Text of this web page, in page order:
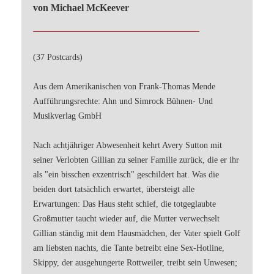
von Michael McKeever
(37 Postcards)
Aus dem Amerikanischen von Frank-Thomas Mende
Aufführungsrechte: Ahn und Simrock Bühnen- Und
Musikverlag GmbH
Nach achtjähriger Abwesenheit kehrt Avery Sutton mit
seiner Verlobten Gillian zu seiner Familie zurück, die er ihr
als "ein bisschen exzentrisch" geschildert hat. Was die
beiden dort tatsächlich erwartet, übersteigt alle
Erwartungen: Das Haus steht schief, die totgeglaubte
Großmutter taucht wieder auf, die Mutter verwechselt
Gillian ständig mit dem Hausmädchen, der Vater spielt Golf
am liebsten nachts, die Tante betreibt eine Sex-Hotline,
Skippy, der ausgehungerte Rottweiler, treibt sein Unwesen;